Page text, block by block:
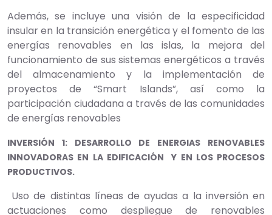
Además, se incluye una visión de la especificidad
insular en la transición energética y el fomento de las
energías renovables en las islas, la mejora del
funcionamiento de sus sistemas energéticos a través
del almacenamiento y la implementación de
proyectos de “Smart Islands”, así como la
participación ciudadana a través de las comunidades
de energías renovables
INVERSIÓN 1: DESARROLLO DE ENERGIAS RENOVABLES
INNOVADORAS EN LA EDIFICACIÓN Y EN LOS PROCESOS
PRODUCTIVOS.
Uso de distintas líneas de ayudas a la inversión en
actuaciones como despliegue de renovables